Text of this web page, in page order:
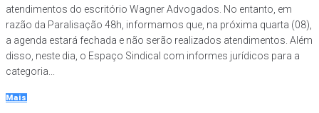
atendimentos do escritório Wagner Advogados. No entanto, em
razão da Paralisação 48h, informamos que, na próxima quarta (08),
a agenda estará fechada e não serão realizados atendimentos. Além
disso, neste dia, o Espaço Sindical com informes jurídicos para a
categoria...
Mais